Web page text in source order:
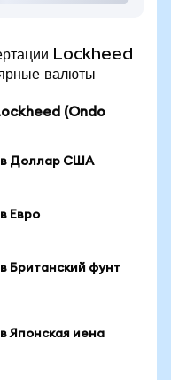
Lockheed
валюты
(Ondo
в Доллар США
Евро
Британский фунт
Японская иена